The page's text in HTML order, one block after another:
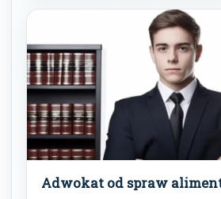
Adwokat od spraw